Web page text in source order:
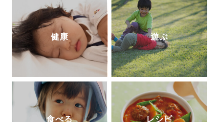
健康 遊ぶ
食べる レシピ